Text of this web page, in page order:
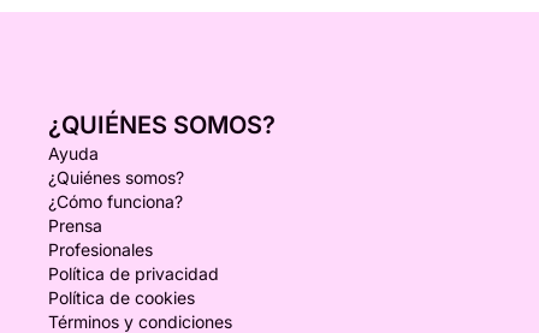
¿QUIÉNES SOMOS?
Ayuda
¿Quiénes somos?
¿Cómo funciona?
Prensa
Profesionales
Política de privacidad
Política de cookies
Términos y condiciones